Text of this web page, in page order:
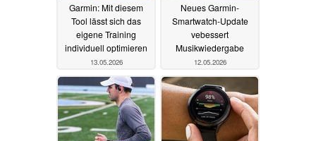
Garmin: Mit diesem
Tool lässt sich das
eigene Training
individuell optimieren
13.05.2026
Neues Garmin-
Smartwatch-Update
vebessert
Musikwiedergabe
12.05.2026